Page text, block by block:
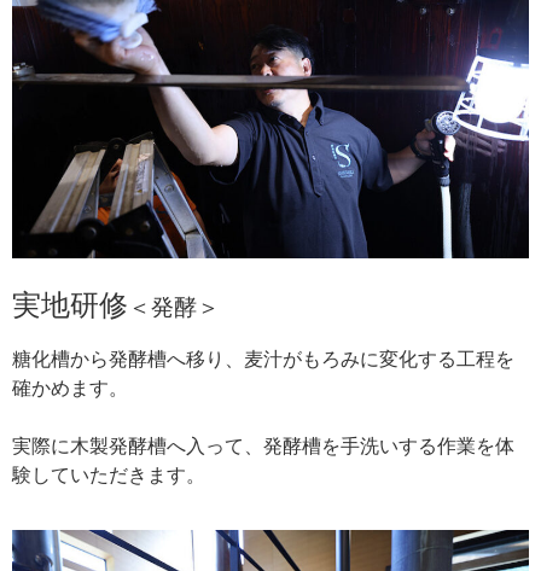
実地研修 ＜発酵 ＞
糖化槽から発酵槽へ移り、麦汁がもろみに変化する工程を
確かめます。
実際に木製発酵槽へ入って、発酵槽を手洗いする作業を体
験していただきます。